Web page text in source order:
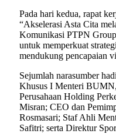
Pada hari kedua, rapat
“Akselerasi Asta Cita
Komunikasi PTPN
untuk memperkuat
mendukung pencapaian
Sejumlah narasumber
Khusus I Menteri
Perusahaan Holding
Misran; CEO dan
Rosmasari; Staf Ahli
Safitri; serta Direktur